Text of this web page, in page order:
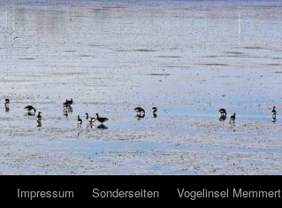
Impressum Sonderseiten Vogelinsel Memmert